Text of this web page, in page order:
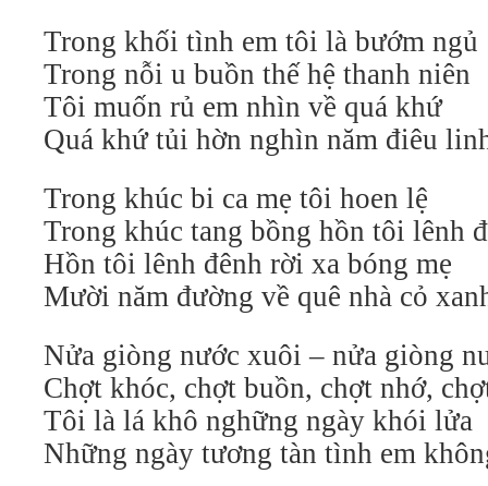
Trong khối tình em tôi là bướm ngủ
Trong nỗi u buồn thế hệ thanh niên
Tôi muốn rủ em nhìn về quá khứ
Quá khứ tủi hờn nghìn năm điêu
Trong khúc bi ca mẹ tôi hoen lệ
Trong khúc tang bồng hồn tôi lênh
Hồn tôi lênh đênh rời xa bóng mẹ
Mười năm đường về quê nhà cỏ
Nửa giòng nước xuôi – nửa giòng
Chợt khóc, chợt buồn, chợt nhớ,
Tôi là lá khô nghững ngày khói lửa
Những ngày tương tàn tình em